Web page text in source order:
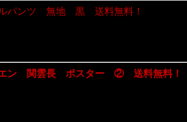
ルパンツ 無地 黒 送料無料！
エン 関雲長 ポスター ② 送料無料！